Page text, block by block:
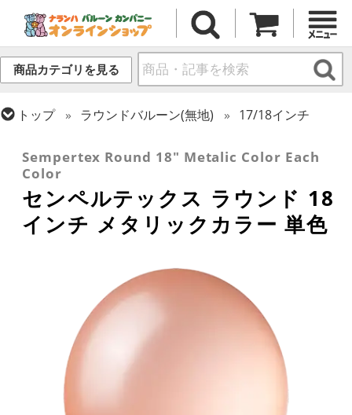
商品カテゴリを見る
トップ ラウンドバルーン(無地)
17/18インチ
Sempertex Round 18" Metalic Color Each
Color
センペルテックス ラウンド 18
インチ メタリックカラー 単色